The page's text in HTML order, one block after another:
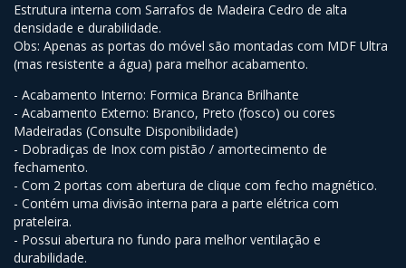
Estrutura interna com Sarrafos de Madeira Cedro de alta
densidade e durabilidade.
Obs: Apenas as portas do móvel são montadas com MDF Ultra
(mas resistente a água) para melhor acabamento.
- Acabamento Interno: Formica Branca Brilhante
- Acabamento Externo: Branco, Preto (fosco) ou cores
Madeiradas (Consulte Disponibilidade)
- Dobradiças de Inox com pistão / amortecimento de
fechamento.
- Com 2 portas com abertura de clique com fecho magnético.
- Contém uma divisão interna para a parte elétrica com
prateleira.
- Possui abertura no fundo para melhor ventilação e
durabilidade.